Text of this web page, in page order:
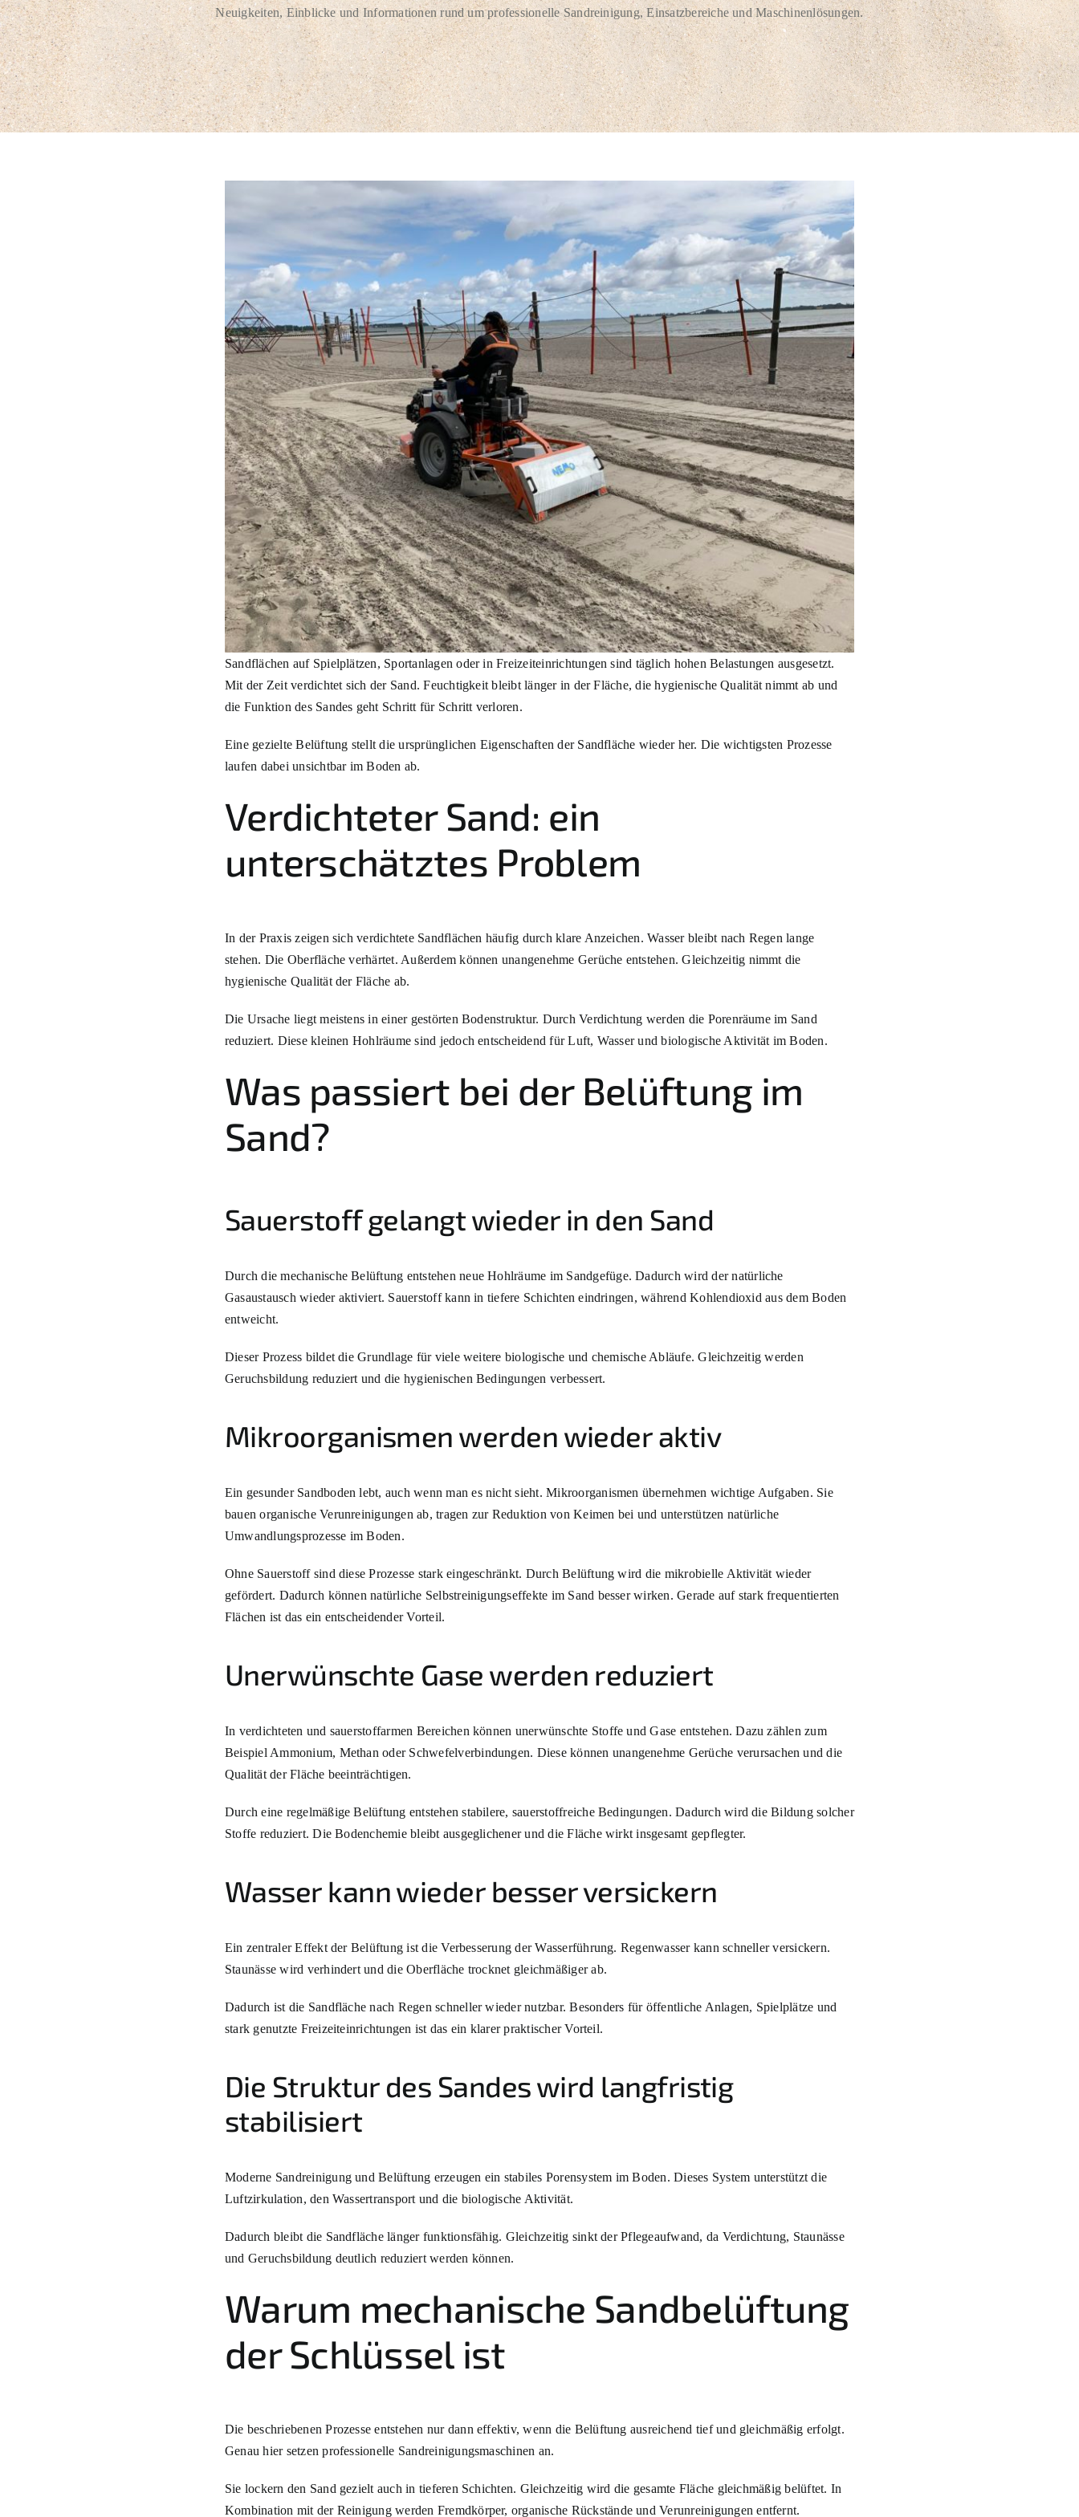
Neuigkeiten, Einblicke und Informationen rund um professionelle Sandreinigung, Einsatzbereiche und Maschinenlösungen.
Sandflächen auf Spielplätzen, Sportanlagen oder in Freizeiteinrichtungen sind täglich hohen Belastungen ausgesetzt.
Mit der Zeit verdichtet sich der Sand. Feuchtigkeit bleibt länger in der Fläche, die hygienische Qualität nimmt ab und
die Funktion des Sandes geht Schritt für Schritt verloren.
Eine gezielte Belüftung stellt die ursprünglichen Eigenschaften der Sandfläche wieder her. Die wichtigsten Prozesse
laufen dabei unsichtbar im Boden ab.
Verdichteter Sand: ein
unterschätztes Problem
In der Praxis zeigen sich verdichtete Sandflächen häufig durch klare Anzeichen. Wasser bleibt nach Regen lange
stehen. Die Oberfläche verhärtet. Außerdem können unangenehme Gerüche entstehen. Gleichzeitig nimmt die
hygienische Qualität der Fläche ab.
Die Ursache liegt meistens in einer gestörten Bodenstruktur. Durch Verdichtung werden die Porenräume im Sand
reduziert. Diese kleinen Hohlräume sind jedoch entscheidend für Luft, Wasser und biologische Aktivität im Boden.
Was passiert bei der Belüftung im
Sand?
Sauerstoff gelangt wieder in den Sand
Durch die mechanische Belüftung entstehen neue Hohlräume im Sandgefüge. Dadurch wird der natürliche
Gasaustausch wieder aktiviert. Sauerstoff kann in tiefere Schichten eindringen, während Kohlendioxid aus dem Boden
entweicht.
Dieser Prozess bildet die Grundlage für viele weitere biologische und chemische Abläufe. Gleichzeitig werden
Geruchsbildung reduziert und die hygienischen Bedingungen verbessert.
Mikroorganismen werden wieder aktiv
Ein gesunder Sandboden lebt, auch wenn man es nicht sieht. Mikroorganismen übernehmen wichtige Aufgaben. Sie
bauen organische Verunreinigungen ab, tragen zur Reduktion von Keimen bei und unterstützen natürliche
Umwandlungsprozesse im Boden.
Ohne Sauerstoff sind diese Prozesse stark eingeschränkt. Durch Belüftung wird die mikrobielle Aktivität wieder
gefördert. Dadurch können natürliche Selbstreinigungseffekte im Sand besser wirken. Gerade auf stark frequentierten
Flächen ist das ein entscheidender Vorteil.
Unerwünschte Gase werden reduziert
In verdichteten und sauerstoffarmen Bereichen können unerwünschte Stoffe und Gase entstehen. Dazu zählen zum
Beispiel Ammonium, Methan oder Schwefelverbindungen. Diese können unangenehme Gerüche verursachen und die
Qualität der Fläche beeinträchtigen.
Durch eine regelmäßige Belüftung entstehen stabilere, sauerstoffreiche Bedingungen. Dadurch wird die Bildung solcher
Stoffe reduziert. Die Bodenchemie bleibt ausgeglichener und die Fläche wirkt insgesamt gepflegter.
Wasser kann wieder besser versickern
Ein zentraler Effekt der Belüftung ist die Verbesserung der Wasserführung. Regenwasser kann schneller versickern.
Staunässe wird verhindert und die Oberfläche trocknet gleichmäßiger ab.
Dadurch ist die Sandfläche nach Regen schneller wieder nutzbar. Besonders für öffentliche Anlagen, Spielplätze und
stark genutzte Freizeiteinrichtungen ist das ein klarer praktischer Vorteil.
Die Struktur des Sandes wird langfristig
stabilisiert
Moderne Sandreinigung und Belüftung erzeugen ein stabiles Porensystem im Boden. Dieses System unterstützt die
Luftzirkulation, den Wassertransport und die biologische Aktivität.
Dadurch bleibt die Sandfläche länger funktionsfähig. Gleichzeitig sinkt der Pflegeaufwand, da Verdichtung, Staunässe
und Geruchsbildung deutlich reduziert werden können.
Warum mechanische Sandbelüftung
der Schlüssel ist
Die beschriebenen Prozesse entstehen nur dann effektiv, wenn die Belüftung ausreichend tief und gleichmäßig erfolgt.
Genau hier setzen professionelle Sandreinigungsmaschinen an.
Sie lockern den Sand gezielt auch in tieferen Schichten. Gleichzeitig wird die gesamte Fläche gleichmäßig belüftet. In
Kombination mit der Reinigung werden Fremdkörper, organische Rückstände und Verunreinigungen entfernt.